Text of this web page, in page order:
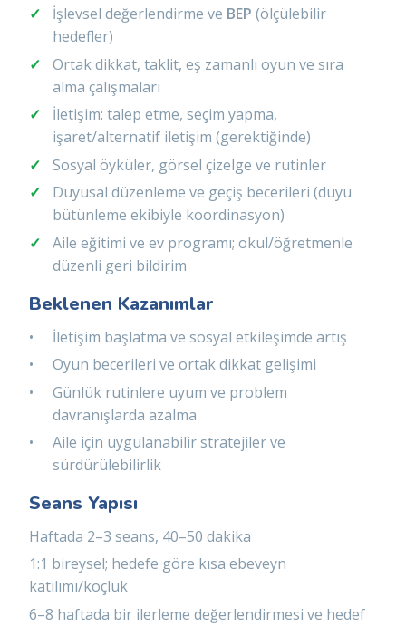
İşlevsel değerlendirme ve BEP (ölçülebilir
hedefler)
Ortak dikkat, taklit, eş zamanlı oyun ve sıra
alma çalışmaları
İletişim: talep etme, seçim yapma,
işaret/alternatif iletişim (gerektiğinde)
Sosyal öyküler, görsel çizelge ve rutinler
Duyusal düzenleme ve geçiş becerileri (duyu
bütünleme ekibiyle koordinasyon)
Aile eğitimi ve ev programı; okul/öğretmenle
düzenli geri bildirim
Beklenen Kazanımlar
İletişim başlatma ve sosyal etkileşimde artış
Oyun becerileri ve ortak dikkat gelişimi
Günlük rutinlere uyum ve problem
davranışlarda azalma
Aile için uygulanabilir stratejiler ve
sürdürülebilirlik
Seans Yapısı
Haftada 2–3 seans, 40–50 dakika
1:1 bireysel; hedefe göre kısa ebeveyn
katılımı/koçluk
6–8 haftada bir ilerleme değerlendirmesi ve hedef